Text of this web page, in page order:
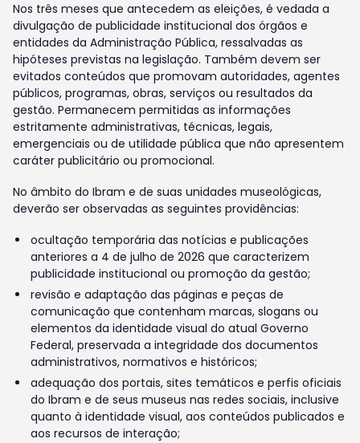
Nos três meses que antecedem as eleições, é vedada a
divulgação de publicidade institucional dos órgãos e
entidades da Administração Pública, ressalvadas as
hipóteses previstas na legislação. Também devem ser
evitados conteúdos que promovam autoridades, agentes
públicos, programas, obras, serviços ou resultados da
gestão. Permanecem permitidas as informações
estritamente administrativas, técnicas, legais,
emergenciais ou de utilidade pública que não apresentem
caráter publicitário ou promocional.
No âmbito do Ibram e de suas unidades museológicas,
deverão ser observadas as seguintes providências:
ocultação temporária das notícias e publicações
anteriores a 4 de julho de 2026 que caracterizem
publicidade institucional ou promoção da gestão;
revisão e adaptação das páginas e peças de
comunicação que contenham marcas, slogans ou
elementos da identidade visual do atual Governo
Federal, preservada a integridade dos documentos
administrativos, normativos e históricos;
adequação dos portais, sites temáticos e perfis oficiais
do Ibram e de seus museus nas redes sociais, inclusive
quanto à identidade visual, aos conteúdos publicados e
aos recursos de interação;